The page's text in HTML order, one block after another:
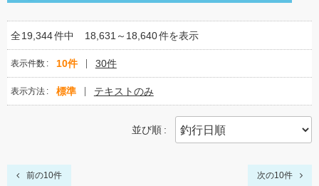
全19,344件中 18,631～18,640件を表示
表示件数 10件 30件
表示方法 標準 テキストのみ
並び順
前の10件 次の10件